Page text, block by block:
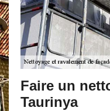
Faire un
Taurinya